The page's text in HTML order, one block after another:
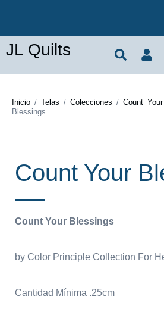
JL Quilts
Inicio / Telas / Colecciones / Count
Blessings
Count Your
Count Your Blessings
by Color Principle Collection For
Cantidad Mínima .25cm